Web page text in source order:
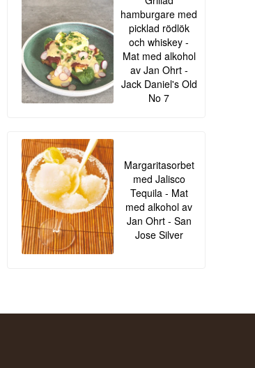
hamburgare med
picklad rödlök
och whiskey -
Mat med alkohol
av Jan Ohrt -
Jack Daniel's Old
No 7
Margaritasorbet
med Jalisco
Tequila - Mat
med alkohol av
Jan Ohrt - San
Jose Silver